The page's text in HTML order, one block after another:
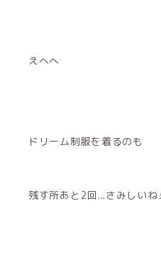
えへへ
ドリーム制服を着るのも
残す所あと2回...さみしい